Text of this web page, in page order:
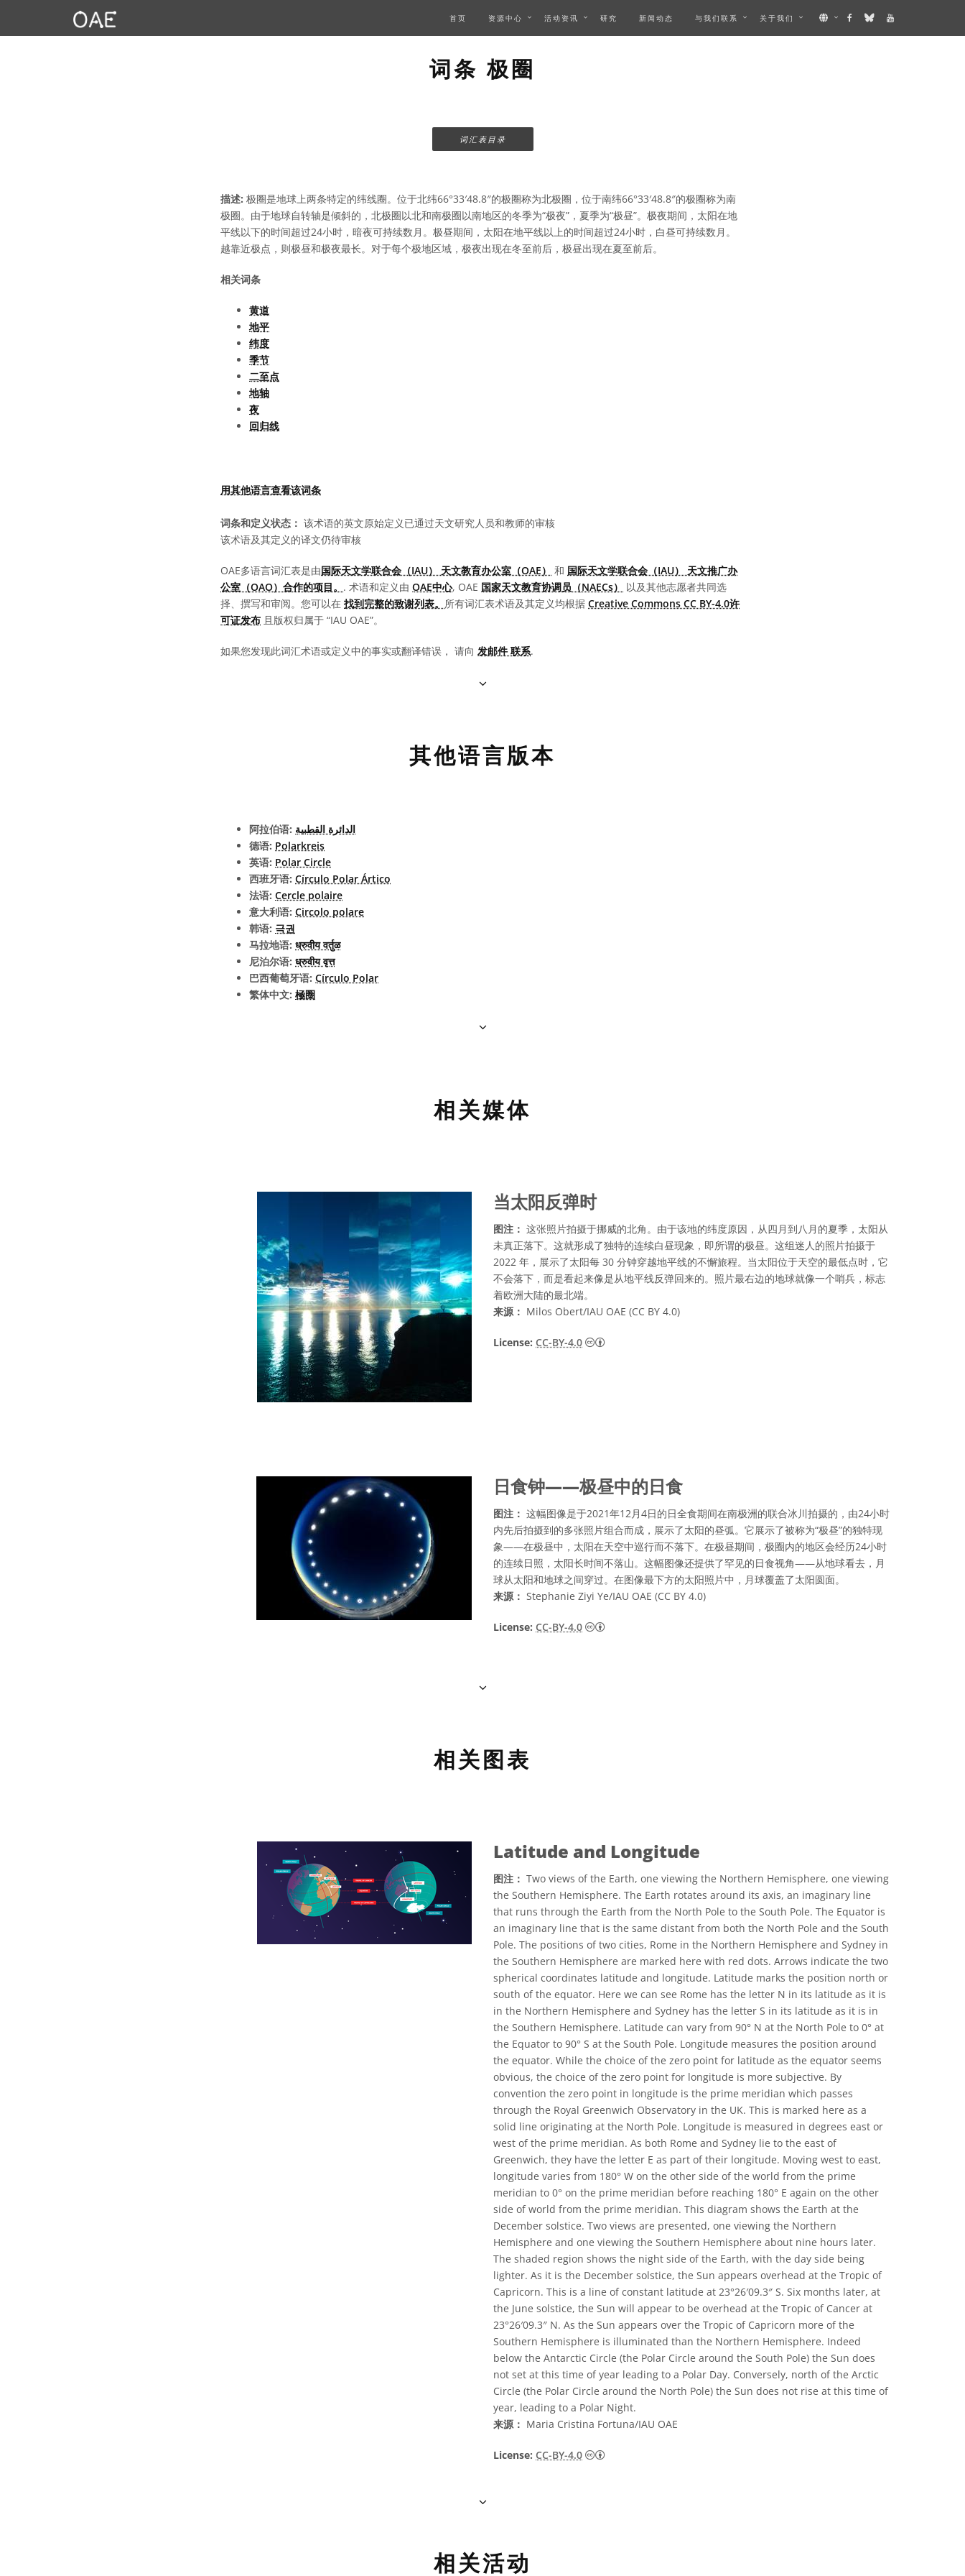
首页 资源中心 活动资讯 研究 新闻动态 与我们联系 关于我们
词条 极圈
词汇表目录
描述: 极圈是地球上两条特定的纬线圈。位于北纬66°33′48.8″的极圈称为北极圈，位于南纬66°33′48.8″的极圈称为南
极圈。由于地球自转轴是倾斜的，北极圈以北和南极圈以南地区的冬季为“极夜”，夏季为“极昼”。极夜期间，太阳在地
平线以下的时间超过24小时，暗夜可持续数月。极昼期间，太阳在地平线以上的时间超过24小时，白昼可持续数月。
越靠近极点，则极昼和极夜最长。对于每个极地区域，极夜出现在冬至前后，极昼出现在夏至前后。
相关词条
黄道
地平
纬度
季节
二至点
地轴
夜
回归线
用其他语言查看该词条
词条和定义状态： 该术语的英文原始定义已通过天文研究人员和教师的审核
该术语及其定义的译文仍待审核
OAE多语言词汇表是由国际天文学联合会（IAU） 天文教育办公室（OAE） 和 国际天文学联合会（IAU） 天文推广办
公室（OAO）合作的项目。 . 术语和定义由 OAE中心, OAE 国家天文教育协调员（NAECs）
以及其他志愿者共同选
择、撰写和审阅。您可以在 找到完整的致谢列表。 所有词汇表术语及其定义均根据 Creative Commons CC BY-4.0许
可证发布 且版权归属于 “IAU OAE”。
如果您发现此词汇术语或定义中的事实或翻译错误， 请向 发邮件 联系.
其他语言版本
阿拉伯语: الدائرة القطبية
德语: Polarkreis
英语: Polar Circle
西班牙语: Círculo Polar Ártico
法语: Cercle polaire
意大利语: Circolo polare
韩语: 극권
马拉地语: ध्रुवीय वर्तुळ
尼泊尔语: ध्रुवीय वृत्त
巴西葡萄牙语: Círculo Polar
繁体中文: 極圈
相关媒体
当太阳反弹时
图注： 这张照片拍摄于挪威的北角。由于该地的纬度原因，从四月到八月的夏季，太阳从
未真正落下。这就形成了独特的连续白昼现象，即所谓的极昼。这组迷人的照片拍摄于
2022 年，展示了太阳每 30 分钟穿越地平线的不懈旅程。当太阳位于天空的最低点时，它
不会落下，而是看起来像是从地平线反弹回来的。照片最右边的地球就像一个哨兵，标志
着欧洲大陆的最北端。
来源： Milos Obert/IAU OAE (CC BY 4.0)
License: CC-BY-4.0 知识共享许可协议 署名 4.0 国际 (CC BY 4.0) 图标
日食钟——极昼中的日食
图注： 这幅图像是于2021年12月4日的日全食期间在南极洲的联合冰川拍摄的，由24小时
内先后拍摄到的多张照片组合而成，展示了太阳的昼弧。它展示了被称为“极昼”的独特现
象——在极昼中，太阳在天空中巡行而不落下。在极昼期间，极圈内的地区会经历24小时
的连续日照，太阳长时间不落山。这幅图像还提供了罕见的日食视角——从地球看去，月
球从太阳和地球之间穿过。在图像最下方的太阳照片中，月球覆盖了太阳圆面。
来源： Stephanie Ziyi Ye/IAU OAE (CC BY 4.0)
License: CC-BY-4.0 知识共享许可协议 署名 4.0 国际 (CC BY 4.0) 图标
相关图表
Latitude and Longitude
图注： Two views of the Earth, one viewing the Northern Hemisphere, one viewing
the Southern Hemisphere. The Earth rotates around its axis, an imaginary line
that runs through the Earth from the North Pole to the South Pole. The Equator is
an imaginary line that is the same distant from both the North Pole and the South
Pole. The positions of two cities, Rome in the Northern Hemisphere and Sydney in
the Southern Hemisphere are marked here with red dots. Arrows indicate the two
spherical coordinates latitude and longitude. Latitude marks the position north or
south of the equator. Here we can see Rome has the letter N in its latitude as it is
in the Northern Hemisphere and Sydney has the letter S in its latitude as it is in
the Southern Hemisphere. Latitude can vary from 90° N at the North Pole to 0° at
the Equator to 90° S at the South Pole. Longitude measures the position around
the equator. While the choice of the zero point for latitude as the equator seems
obvious, the choice of the zero point for longitude is more subjective. By
convention the zero point in longitude is the prime meridian which passes
through the Royal Greenwich Observatory in the UK. This is marked here as a
solid line originating at the North Pole. Longitude is measured in degrees east or
west of the prime meridian. As both Rome and Sydney lie to the east of
Greenwich, they have the letter E as part of their longitude. Moving west to east,
longitude varies from 180° W on the other side of the world from the prime
meridian to 0° on the prime meridian before reaching 180° E again on the other
side of world from the prime meridian. This diagram shows the Earth at the
December solstice. Two views are presented, one viewing the Northern
Hemisphere and one viewing the Southern Hemisphere about nine hours later.
The shaded region shows the night side of the Earth, with the day side being
lighter. As it is the December solstice, the Sun appears overhead at the Tropic of
Capricorn. This is a line of constant latitude at 23°26′09.3″ S. Six months later, at
the June solstice, the Sun will appear to be overhead at the Tropic of Cancer at
23°26′09.3″ N. As the Sun appears over the Tropic of Capricorn more of the
Southern Hemisphere is illuminated than the Northern Hemisphere. Indeed
below the Antarctic Circle (the Polar Circle around the South Pole) the Sun does
not set at this time of year leading to a Polar Day. Conversely, north of the Arctic
Circle (the Polar Circle around the North Pole) the Sun does not rise at this time of
year, leading to a Polar Night.
来源： Maria Cristina Fortuna/IAU OAE
License: CC-BY-4.0 知识共享许可协议 署名 4.0 国际 (CC BY 4.0) 图标
相关活动